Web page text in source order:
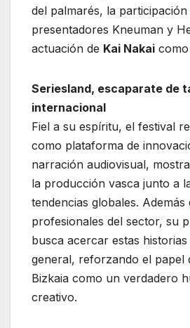
del palmarés, la participación
presentadores Kneuman y
actuación de Kai Nakai
Seriesland, escaparate de
internacional
Fiel a su espíritu, el festival
como plataforma de
narración audiovisual,
la producción vasca junto a
tendencias globales. Además
profesionales del sector, su
busca acercar estas
general, reforzando el papel
Bizkaia como un verdadero
creativo.